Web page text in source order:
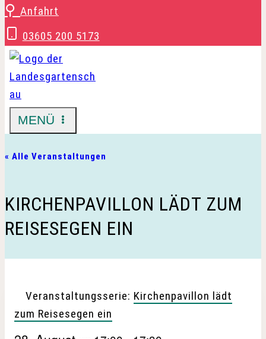
Zum
Inhalt
springen
⚲ Anfahrt
03605 200 5173
MENÜ
« Alle Veranstaltungen
KIRCHENPAVILLON LÄDT ZUM
REISESEGEN EIN
Veranstaltungsserie: Kirchenpavillon lädt
zum Reisesegen ein